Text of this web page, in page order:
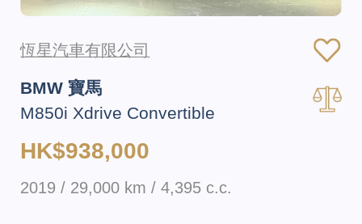
恆星汽車有限公司
BMW 寶馬
M850i Xdrive Convertible
HK$938,000
2019 / 29,000 km / 4,395 c.c.